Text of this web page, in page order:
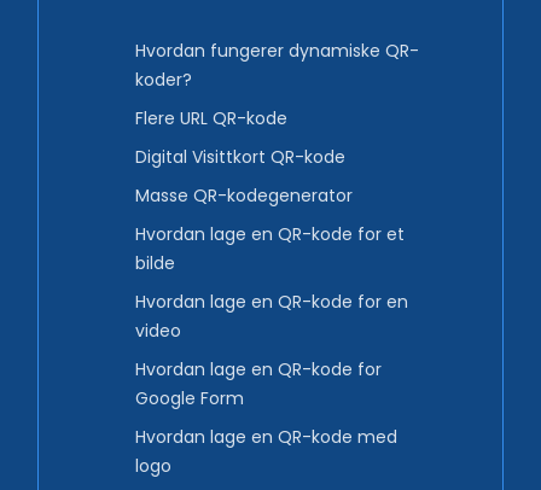
Hvordan fungerer dynamiske QR-
koder?
Flere URL QR-kode
Digital Visittkort QR-kode
Masse QR-kodegenerator
Hvordan lage en QR-kode for et
bilde
Hvordan lage en QR-kode for en
video
Hvordan lage en QR-kode for
Google Form
Hvordan lage en QR-kode med
logo